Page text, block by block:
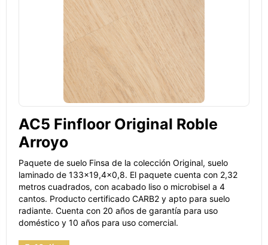
AC5 Finfloor Original Roble
Arroyo
Paquete de suelo Finsa de la colección Original, suelo
laminado de 133x19,4x0,8. El paquete cuenta con 2,32
metros cuadrados, con acabado liso o microbisel a 4
cantos. Producto certificado CARB2 y apto para suelo
radiante. Cuenta con 20 años de garantía para uso
doméstico y 10 años para uso comercial.